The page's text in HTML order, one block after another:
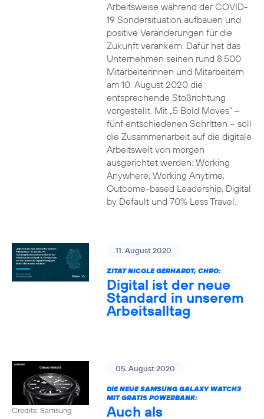
Arbeitsweise während der COVID-
19 Sondersituation aufbauen und
positive Veränderungen für die
Zukunft verankern. Dafür hat das
Unternehmen seinen rund 8.500
Mitarbeiterinnen und Mitarbeitern
am 10. August 2020 die
entsprechende Stoßrichtung
vorgestellt. Mit „5 Bold Moves“ –
fünf entschiedenen Schritten – soll
die Zusammenarbeit auf die digitale
Arbeitswelt von morgen
ausgerichtet werden: Working
Anywhere, Working Anytime,
Outcome-based Leadership, Digital
by Default und 70% Less Travel.
11. August 2020
ZITAT NICOLE GERHARDT, CHRO:
Digital ist der neue
Standard in unserem
Arbeitsalltag
Credits: Samsung
05. August 2020
DIE NEUE SAMSUNG GALAXY WATCH3
MIT GRATIS POWERBANK:
Auch als